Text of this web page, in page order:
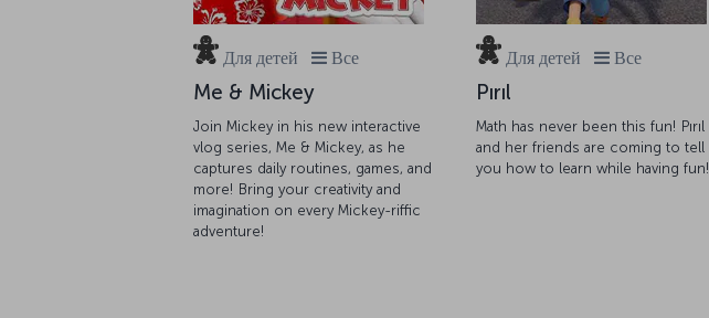
Для детей Все
Me & Mickey
Join Mickey in his new interactive
vlog series, Me & Mickey, as he
captures daily routines, games, and
more! Bring your creativity and
imagination on every Mickey-riffic
adventure!
Для детей Все
Pırıl
Math has never been this fun! Pırıl
and her friends are coming to tell
you how to learn while having fun!